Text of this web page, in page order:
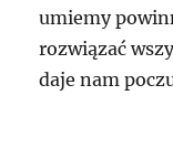
umiemy
rozwiązać
daje nam